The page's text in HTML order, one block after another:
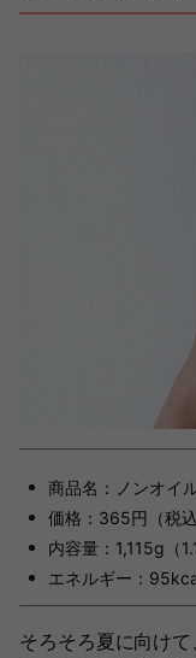
商品名：ノンオイ
価格：365円（税込
内容量：1,115g（
エネルギー：
そろそろ夏に向け